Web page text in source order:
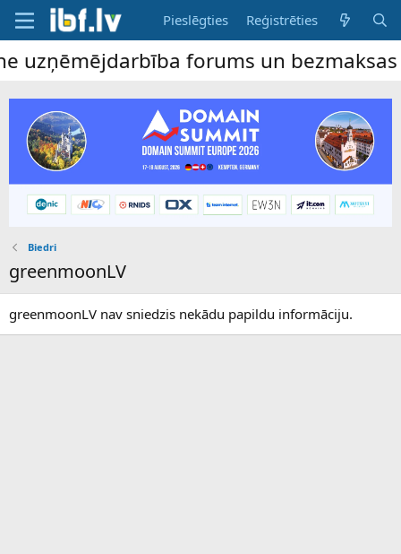
Pieslēgties Reģistrēties
forums un bezmaksas
Biedri
greenmoonLV
greenmoonLV nav sniedzis nekādu papildu informāciju.